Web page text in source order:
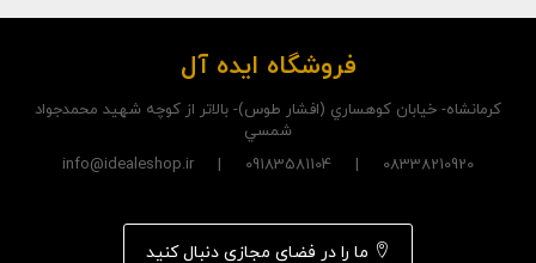
فروشگاه ایده آل
کرمانشاه- خيابان کوهساري (افشار طوس)- بالاتر از کوچه شهيد محمدجواد
شمسي
08338210920 | 09183581104 | info@idealeshop.ir
ما را در فضای مجازی دنبال کنید